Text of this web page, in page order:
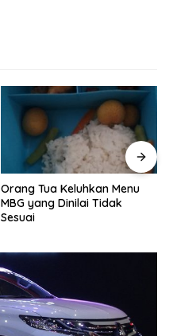
Orang Tua Keluhkan Menu
MBG yang Dinilai Tidak
Sesuai